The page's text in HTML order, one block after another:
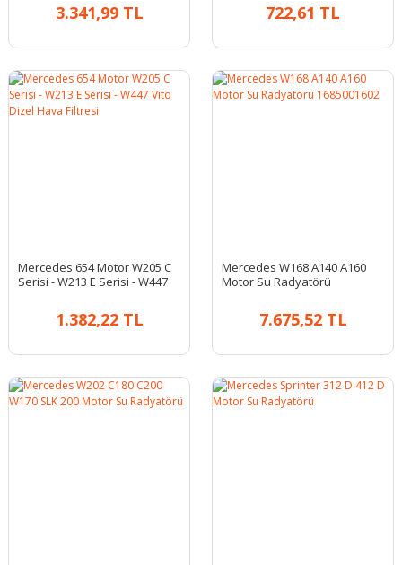
3.341,99 TL 722,61 TL
Mercedes 654 Motor W205 C
Serisi - W213 E Serisi - W447
1.382,22 TL
Mercedes W168 A140 A160
Motor Su Radyatörü
7.675,52 TL